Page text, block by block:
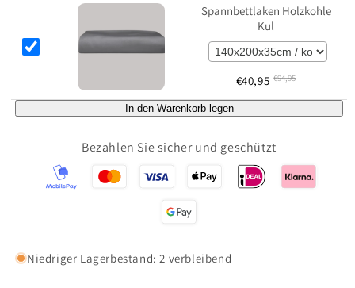
Spannbettlaken Holzkohle
Kul
€40,95 €94,95
In den Warenkorb legen
Bezahlen Sie sicher und geschützt
Niedriger Lagerbestand: 2 verbleibend